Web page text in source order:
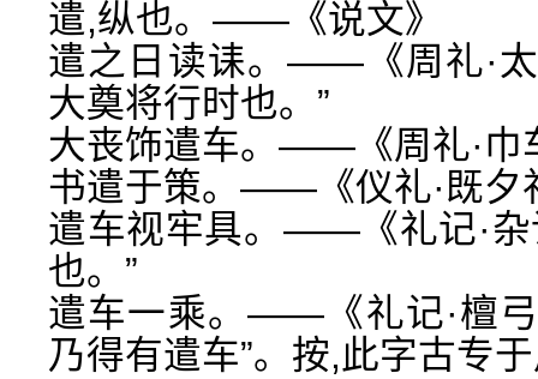
遣,纵也。——《说文》
遣之日读诔。——《周礼·
大奠将行时也。”
大丧饰遣车。——《周礼·巾
书遣于策。——《仪礼·既夕
遣车视牢具。——《礼记·杂
也。”
遣车一乘。——《礼记·檀
乃得有遣车”。按,此字古专